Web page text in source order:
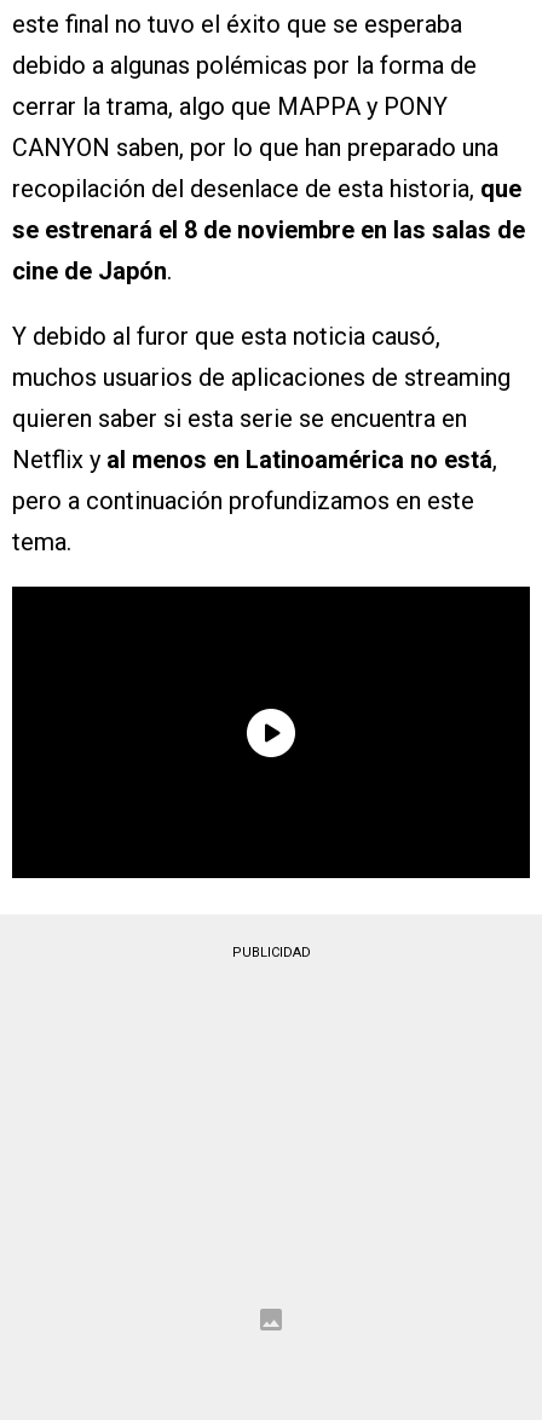
este final no tuvo el éxito que se esperaba
debido a algunas polémicas por la forma de
cerrar la trama, algo que MAPPA y PONY
CANYON saben, por lo que han preparado una
recopilación del desenlace de esta historia, que
se estrenará el 8 de noviembre en las salas de
cine de Japón.
Y debido al furor que esta noticia causó,
muchos usuarios de aplicaciones de streaming
quieren saber si esta serie se encuentra en
Netflix y al menos en Latinoamérica no está,
pero a continuación profundizamos en este
tema.
PUBLICIDAD